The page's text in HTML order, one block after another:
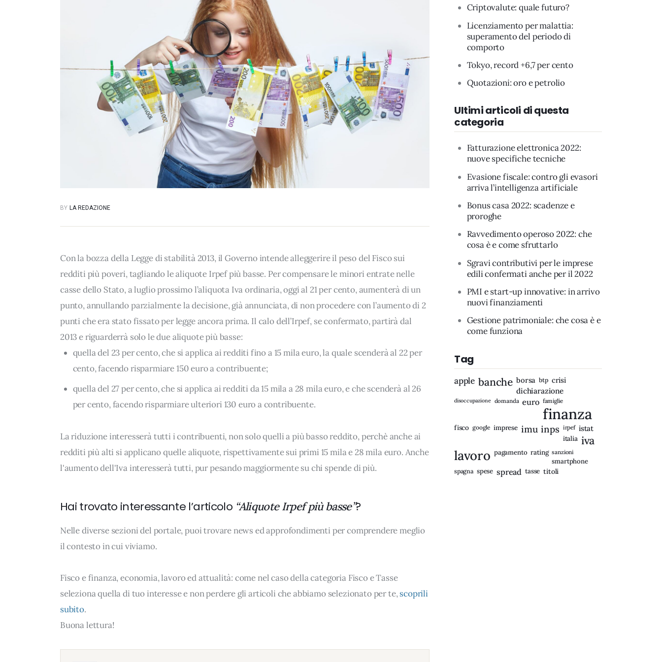
BY LA REDAZIONE
Con la bozza della Legge di stabilità 2013, il Governo intende alleggerire il peso del Fisco sui
redditi più poveri, tagliando le aliquote Irpef più basse. Per compensare le minori entrate nelle
casse dello Stato, a luglio prossimo l’aliquota Iva ordinaria, oggi al 21 per cento, aumenterà di un
punto, annullando parzialmente la decisione, già annunciata, di non procedere con l’aumento di 2
punti che era stato fissato per legge ancora prima. Il calo dell’Irpef, se confermato, partirà dal
2013 e riguarderrà solo le due aliquote più basse:
quella del 23 per cento, che si applica ai redditi fino a 15 mila euro, la quale scenderà al 22 per
cento, facendo risparmiare 150 euro a contribuente;
quella del 27 per cento, che si applica ai redditi da 15 mila a 28 mila euro, e che scenderà al 26
per cento, facendo risparmiare ulteriori 130 euro a contribuente.
La riduzione interesserà tutti i contribuenti, non solo quelli a più basso reddito, perchè anche ai
redditi più alti si applicano quelle aliquote, rispettivamente sui primi 15 mila e 28 mila euro. Anche
l'aumento dell'Iva interesserà tutti, pur pesando maggiormente su chi spende di più.
Hai trovato interessante l’articolo “Aliquote Irpef più basse”?
Nelle diverse sezioni del portale, puoi trovare news ed approfondimenti per comprendere meglio
il contesto in cui viviamo.
Fisco e finanza, economia, lavoro ed attualità: come nel caso della categoria Fisco e Tasse
seleziona quella di tuo interesse e non perdere gli articoli che abbiamo selezionato per te,scoprili
subito.
Buona lettura!
Criptovalute: quale futuro?
Licenziamento per malattia:
superamento del periodo di
comporto
Tokyo, record +6,7 per cento
Quotazioni: oro e petrolio
Ultimi articoli di questa
categoria
Fatturazione elettronica 2022:
nuove specifiche tecniche
Evasione fiscale: contro gli evasori
arriva l’intelligenza artificiale
Bonus casa 2022: scadenze e
proroghe
Ravvedimento operoso 2022: che
cosa è e come sfruttarlo
Sgravi contributivi per le imprese
edili confermati anche per il 2022
PMI e start-up innovative: in arrivo
nuovi finanziamenti
Gestione patrimoniale: che cosa è e
come funziona
Tag
apple banche borsa btp crisi
dichiarazione
disoccupazione domanda euro famiglie
finanza
fisco google imprese imu inps irpef istat
italia iva
lavoro pagamento rating sanzioni
smartphone
spagna spese spread tasse titoli